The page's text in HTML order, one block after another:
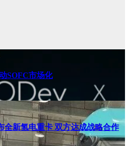
SOFC市场化
全新氢电重卡 双方达成战略合作